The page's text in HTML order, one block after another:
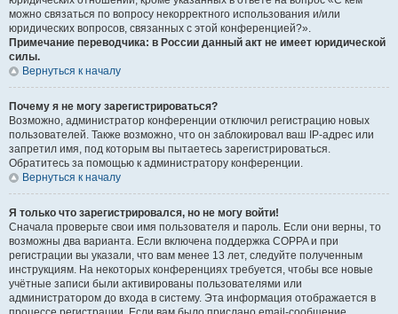
можно связаться по вопросу некорректного использования и/или
юридических вопросов, связанных с этой конференцией?».
Примечание переводчика: в России данный акт не имеет юридической
силы.
Вернуться к началу
Почему я не могу зарегистрироваться?
Возможно, администратор конференции отключил регистрацию новых
пользователей. Также возможно, что он заблокировал ваш IP-адрес или
запретил имя, под которым вы пытаетесь зарегистрироваться.
Обратитесь за помощью к администратору конференции.
Вернуться к началу
Я только что зарегистрировался, но не могу войти!
Сначала проверьте свои имя пользователя и пароль. Если они верны, то
возможны два варианта. Если включена поддержка COPPA и при
регистрации вы указали, что вам менее 13 лет, следуйте полученным
инструкциям. На некоторых конференциях требуется, чтобы все новые
учётные записи были активированы пользователями или
администратором до входа в систему. Эта информация отображается в